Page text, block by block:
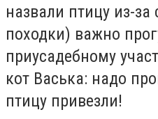
назвали птицу из-за
походки) важно
приусадебному
кот Васька: надо
птицу привезли!